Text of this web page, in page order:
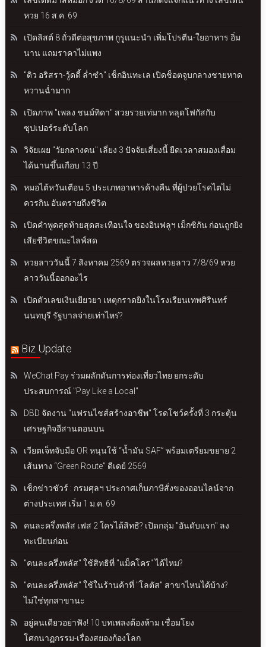
หวย 16 ส.ค. 69
เปิดลิสต์ 8 ถั่วดีต่อสุขภาพ กูรูแนะนำ เพิ่มโปรตีน-ใยอาหาร อิ่ม
นาน แถมราคาไม่แพง
"ดิว อริสรา-วู้ดดี้ ล่ำซำ" เช็กอินทะเล เปิดช็อตจูบกลางชายหาด
หวานฉ่ำมาก
เปิดภาพ "เพลง ชนม์ทิดา" สวยรวยเท่มาก หลุดโฟกัสกับ
ซุปเปอร์ระดับโลก
วิจัยเผย "วัยกลางคน" เลี่ยง 3 ปัจจัยเสี่ยงนี้ ยืดเวลาสมองเสื่อม
ได้นานขึ้นเกือบ 13 ปี
หมอไต้หวันเตือน 5 ประเภทอาหารค้างคืน ที่ผู้ป่วยโรคไตไม่
ควรกิน อันตรายถึงชีวิต
เปิดคำพูดสุดท้ายสุดสะเทือนใจ ของอินฟลูฯ เม็กซิกัน ก่อนถูกยิง
เสียชีวิตขณะไลฟ์สด
หวยลาววันนี้ 7 สิงหาคม 2569 ตรวจผลหวยลาว 7/8/69 หวย
ลาววันนี้ออกอะไร
เปิดตัวเลขเงินเยียวยา เหตุกราดยิงในโรงเรียนเทพศิรินทร์
นนทบุรี รัฐบาลจ่ายเท่าไหร่?
Biz Update
WeChat Pay ร่วมผลักดันการท่องเที่ยวไทย ยกระดับ
ประสบการณ์ "Pay Like a Local"
DBD จัดงาน "แฟรนไชส์สร้างอาชีพ" โรดโชว์ครั้งที่ 3 กระตุ้น
เศรษฐกิจอีสานตอนบน
เวียตเจ็ทจับมือ OR หนุนใช้ “น้ำมัน SAF” พร้อมเตรียมขยาย 2
เส้นทาง “Green Route” ดีเดย์ 2569
เช็กข่าวชัวร์ : กรมศุลฯ ประกาศเก็บภาษีสั่งของออนไลน์จาก
ต่างประเทศ เริ่ม 1 ม.ค. 69
คนละครึ่งพลัส เฟส 2 ใครได้สิทธิ? เปิดกลุ่ม "อันดับแรก" ลง
ทะเบียนก่อน
"คนละครึ่งพลัส" ใช้สิทธิที่ "แม็คโคร" ได้ไหม?
"คนละครึ่งพลัส" ใช้ในร้านค้าที่ "โลตัส" สาขาไหนได้บ้าง?
ไม่ใช่ทุกสาขานะ
อยู่คนเดียวอย่าฟัง! 10 บทเพลงต้องห้าม เชื่อมโยง
โศกนาฏกรรม-เรื่องสยองก้องโลก